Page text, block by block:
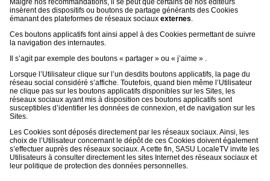
Malgré nos recommandations, il se peut que certains de nos éditeurs
insèrent des dispositifs ou boutons de partage générants des Cookies
émanant des plateformes de réseaux sociaux externes.
Ces boutons applicatifs font ainsi appel à des Cookies permettant de suivre
la navigation des internautes.
Il s’agit par exemple des boutons « partager » ou « j’aime » .
Lorsque l’Utilisateur clique sur l’un desdits boutons applicatifs, la page du
réseau social considéré s’affiche. Toutefois, quand bien même l’Utilisateur
ne clique pas sur les boutons applicatifs disponibles sur les Sites, les
réseaux sociaux ayant mis à disposition ces boutons applicatifs sont
susceptibles d’identifier les données de connexion, et de navigation sur les
Sites.
Les Cookies sont déposés directement par les réseaux sociaux. Ainsi, les
choix de l’Utilisateur concernant le dépôt de ces Cookies doivent également
s’effectuer auprès des réseaux sociaux. A cette fin, SASU LocaleTV invite les
Utilisateurs à consulter directement les sites Internet des réseaux sociaux et
leur politique de protection des données personnelles.